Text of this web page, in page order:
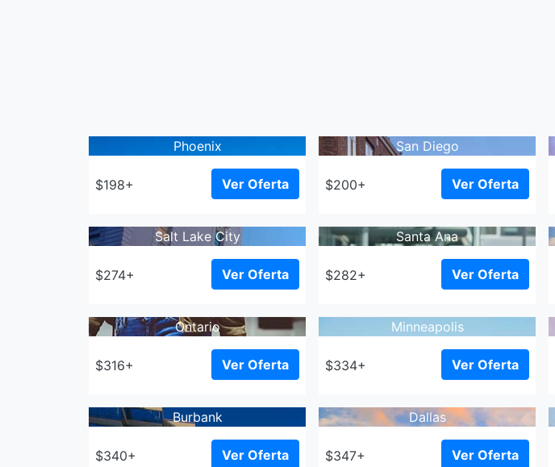
Phoenix
$198+ Ver Oferta
San Diego
$200+ Ver Oferta
Salt Lake City
$274+ Ver Oferta
Santa Ana
$282+ Ver Oferta
Ontario
$316+ Ver Oferta
Minneapolis
$334+ Ver Oferta
Burbank
$340+ Ver Oferta
Dallas
$347+ Ver Oferta